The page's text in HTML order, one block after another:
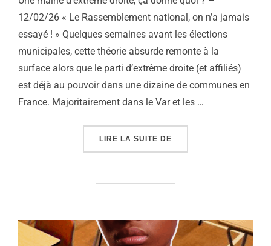
12/02/26 « Le Rassemblement national, on n’a jamais
essayé ! » Quelques semaines avant les élections
municipales, cette théorie absurde remonte à la
surface alors que le parti d’extrême droite (et affiliés)
est déjà au pouvoir dans une dizaine de communes en
France. Majoritairement dans le Var et les …
LIRE LA SUITE DE